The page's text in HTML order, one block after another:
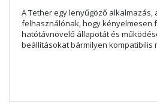
A Tether egy lenyűgöző alkalmazás,
felhasználónak, hogy kényelmesen
hatótávnövelő állapotát és
beállításokat bármilyen kompatibilis